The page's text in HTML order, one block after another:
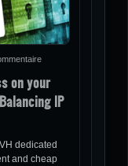
on your
IP
dedicated
and cheap